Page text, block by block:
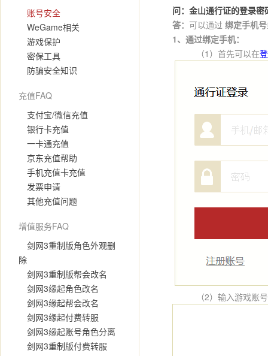
账号安全
WeGame相关
游戏保护
密保工具
防骗安全知识
充值FAQ
支付宝/微信充值
银行卡充值
一卡通充值
京东充值帮助
手机充值卡充值
发票申请
其他充值问题
增值服务FAQ
剑网3重制版角色外观删
除
剑网3重制版帮会改名
剑网3缘起角色改名
剑网3缘起帮会改名
剑网3缘起付费转服
剑网3缘起账号角色分离
剑网3重制版付费转服
问：金山通行证的登录
答： 可以通过 绑定手机号
1、通过绑定手机：
（1）首先可以在
（2）输入游戏账号，